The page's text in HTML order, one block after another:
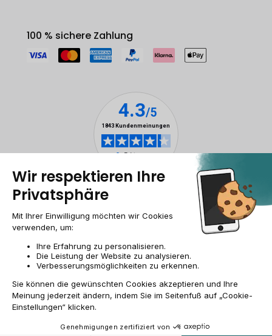
100 % sichere Zahlung
Impressum & ANB Allgemeine GeschäftsbedingungenCookies
Personenbezogener datenBarrierefreiheit
© 2009-2026 RECOMMERCE - Alle Rechte vorbehalten.